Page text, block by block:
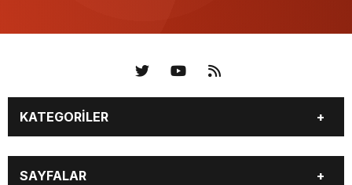
KATEGORİLER
KÜNYE BİZE ULAŞIN
SAYFALAR